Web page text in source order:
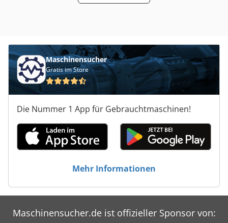
Maschinensucher
Gratis im Store
Die Nummer 1 App für Gebrauchtmaschinen!
Mehr Informationen
Maschinensucher.de ist offizieller Sponsor von: